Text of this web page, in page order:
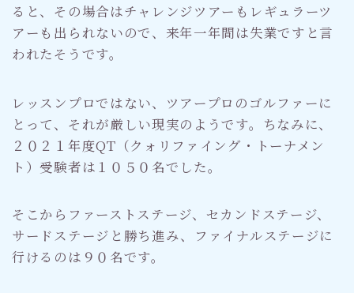
ると、その場合はチャレンジツアーもレギュラーツ
アーも出られないので、来年一年間は失業ですと言
われたそうです。
レッスンプロではない、ツアープロのゴルファーに
とって、それが厳しい現実のようです。ちなみに、
２０２１年度QT（クォリファイング・トーナメン
ト）受験者は１０５０名でした。
そこからファーストステージ、セカンドステージ、
サードステージと勝ち進み、ファイナルステージに
行けるのは９０名です。